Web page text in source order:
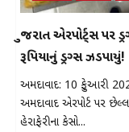
ગુજરાત એરપોર્ટ્સ પર
રૂપિયાનું ડ્રગ્સ ઝડપાયું!
અમદાવાદ: 10 ફેબ્રુઆરી
અમદાવાદ એરપોર્ટ પર
હેરાફેરીના કેસો...